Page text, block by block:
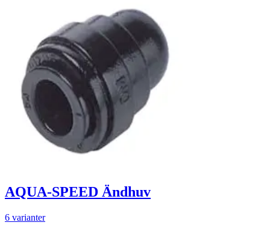
AQUA-SPEED Ändhuv
6 varianter